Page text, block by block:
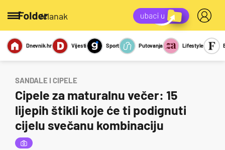
/članak
Miks Kviz
Report
Sexy
Dnevnik.hr Vijesti Sport Putovanja Lifestyle
SANDALE I CIPELE
Cipele za maturalnu večer: 15
lijepih štikli koje će ti podignuti
cijelu svečanu kombinaciju